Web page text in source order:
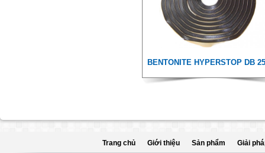
KOSTER KD SYSTEM
BENTONITE HYPERSTOP DB
Trang chủ Giới thiệu Sản phẩm Giải